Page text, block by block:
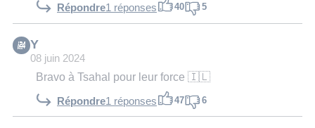
Répondre1 réponses 40 5
Y
08 juin 2024
Bravo à Tsahal pour leur force 🇮🇱
Répondre1 réponses 47 6